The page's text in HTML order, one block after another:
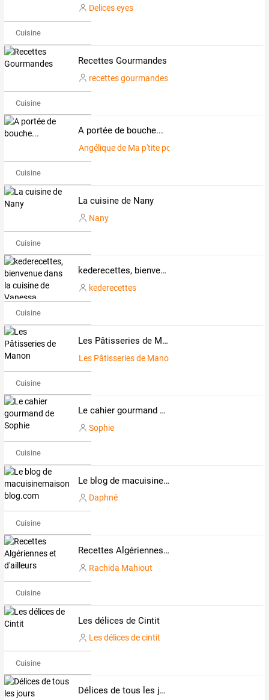
Delices eyes
Cuisine
Recettes Gourmandes
recettes gourmandes
Cuisine
A portée de bouche...
Angélique de Ma p'tite popote
Cuisine
La cuisine de Nany
Nany
Cuisine
kederecettes, bienvenue dans la cuisine de Vanessa
kederecettes
Cuisine
Les Pâtisseries de Manon
Les Pâtisseries de Manon
Cuisine
Le cahier gourmand de Sophie
Sophie
Cuisine
Le blog de macuisinemaison.over-blog.com
Daphné
Cuisine
Recettes Algériennes et d'ailleurs
Rachida Mahiout
Cuisine
Les délices de Cintit
Les délices de cintit
Cuisine
Délices de tous les jours